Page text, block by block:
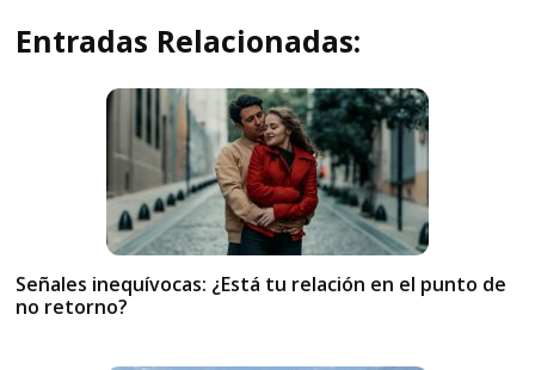
Entradas Relacionadas:
Señales inequívocas: ¿Está tu relación en el punto de
no retorno?